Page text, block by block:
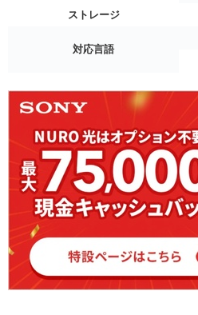
ストレージ
対応言語